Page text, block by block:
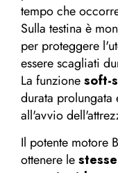
tempo che
Sulla testina è
per proteggere
essere scagliati
La funzionesoft-
durata prolungata
all'avvio
Il potente motore
ottenere le